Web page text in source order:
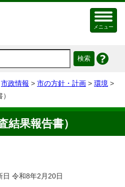
メニュー
市政情報 > 市の方針・計画 > 環境 >
結果報告書）
令和8年2月20日